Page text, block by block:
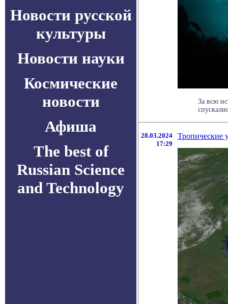
Новости русской
культуры
Новости науки
Космические
новости
Афиша
The best of
Russian Science
and Technology
За всю
28.03.2024
17:29
Тропические